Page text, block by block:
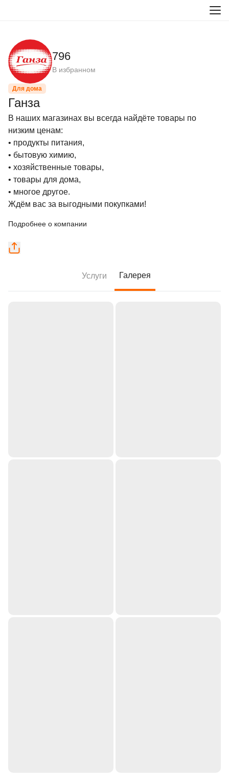
796
В избранном
Для дома
Ганза
В наших магазинах вы всегда найдёте товары по
низким ценам:
• продукты питания,
• бытовую химию,
• хозяйственные товары,
• товары для дома,
• многое другое.
Ждём вас за выгодными покупками!
Подробнее о компании
Услуги Галерея